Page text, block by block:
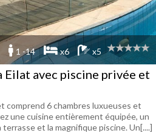
1 -14 x6 x5
avec piscine privée et
comprend 6 chambres luxueuses et
une cuisine entièrement équipée, un
et la magnifique piscine. Un[....]